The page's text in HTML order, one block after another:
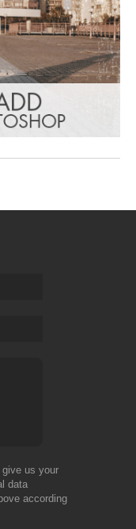
us your
data
according